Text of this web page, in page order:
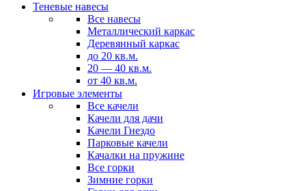
Теневые навесы
Все навесы
Металлический каркас
Деревянный каркас
до 20 кв.м.
20 — 40 кв.м.
от 40 кв.м.
Игровые элементы
Все качели
Качели для дачи
Качели Гнездо
Парковые качели
Качалки на пружине
Все горки
Зимние горки